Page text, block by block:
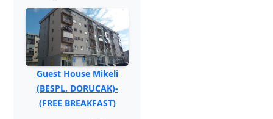
Guest House Mikeli
(BESPL. DORUCAK)-
(FREE BREAKFAST)